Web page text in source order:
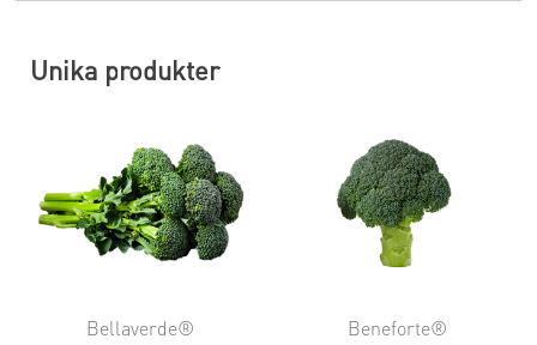
Unika produkter
Bellaverde® Beneforte®